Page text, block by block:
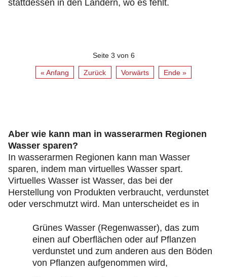
stattdessen in den Ländern, wo es fehlt.
Seite 3 von 6
« Anfang Zurück Vorwärts Ende »
Aber wie kann man in wasserarmen Regionen
Wasser sparen?
In wasserarmen Regionen kann man Wasser
sparen, indem man virtuelles Wasser spart.
Virtuelles Wasser ist Wasser, das bei der
Herstellung von Produkten verbraucht, verdunstet
oder verschmutzt wird. Man unterscheidet es in
Grünes Wasser (Regenwasser), das zum
einen auf Oberflächen oder auf Pflanzen
verdunstet und zum anderen aus den Böden
von Pflanzen aufgenommen wird,